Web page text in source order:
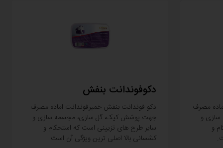
مصرف
و
و
دکوفوندانت بنفش
دکو فوندانت بنفش خمیرفوندانت اماده مصرف
جهت پوشش کیک، گل سازی، مجسمه سازی و
سایر طرح های تزیینی است که استحکام و
کشسانی بالا اصلی ترین ویژگی آن است